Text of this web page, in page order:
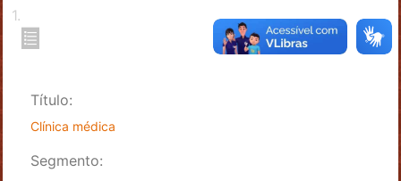
1.
Título:
Clínica médica
Segmento: